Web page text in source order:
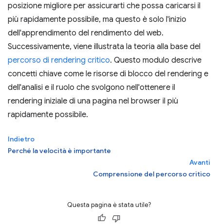
posizione migliore per assicurarti che possa caricarsi il
più rapidamente possibile, ma questo è solo l'inizio
dell'apprendimento del rendimento del web.
Successivamente, viene illustrata la teoria alla base del
percorso di rendering critico. Questo modulo descrive
concetti chiave come le risorse di blocco del rendering e
dell'analisi e il ruolo che svolgono nell'ottenere il
rendering iniziale di una pagina nel browser il più
rapidamente possibile.
Indietro
Perché la velocità è importante
Avanti
Comprensione del percorso critico
Questa pagina è stata utile?